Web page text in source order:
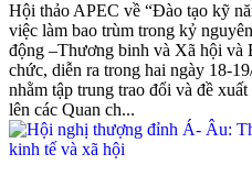
Hội thảo APEC về “Đào tạo kỹ
việc làm bao trùm trong kỷ
động –Thương binh và Xã hội
chức, diễn ra trong hai ngày 18-
nhằm tập trung trao đổi và đề
lên các Quan ch...